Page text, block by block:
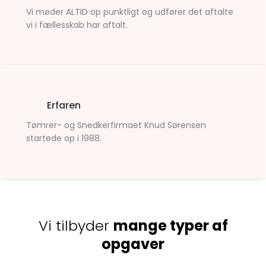
Vi møder ALTID op punktligt og udfører det aftalte
vi i fællesskab har aftalt.
Erfaren
Tømrer- og Snedkerfirmaet Knud Sørensen
startede op i 1988.
Vi tilbyder mange typer af
opgaver